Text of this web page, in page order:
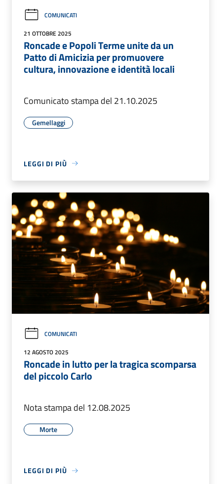
COMUNICATI
21 OTTOBRE 2025
Roncade e Popoli Terme unite da un
Patto di Amicizia per promuovere
cultura, innovazione e identità locali
Comunicato stampa del 21.10.2025
Gemellaggi
LEGGI DI PIÙ
COMUNICATI
12 AGOSTO 2025
Roncade in lutto per la tragica scomparsa
del piccolo Carlo
Nota stampa del 12.08.2025
Morte
LEGGI DI PIÙ